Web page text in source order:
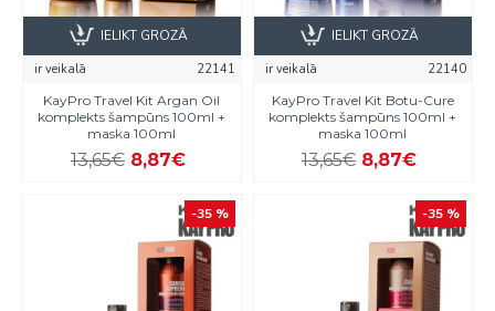
ir veikalā
22141
KayPro Travel Kit Argan Oil
komplekts šampūns 100ml +
maska 100ml
13,65€ 8,87€
IELIKT GROZĀ
ir veikalā
22140
KayPro Travel Kit Botu-Cure
komplekts šampūns 100ml +
maska 100ml
13,65€ 8,87€
IELIKT GROZĀ
-35 % -35 %